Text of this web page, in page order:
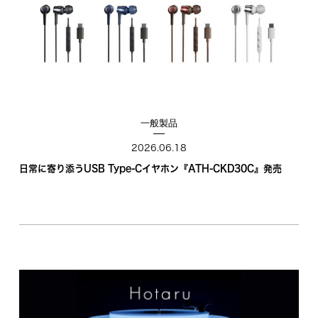
一般製品
2026.06.18
日常に寄り添うUSB Type‑Cイヤホン『ATH‑CKD30C』発売